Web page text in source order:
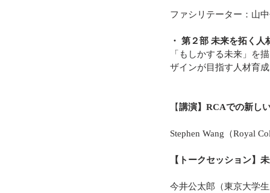
ファシリテーター：山
・ 第２部 未来を拓く人
「もしかする未来」を
ザインが目指す人材育
【講演】RCAでの新し
Stephen Wang（Royal
【トークセッション】
今井公太郎（東京大学